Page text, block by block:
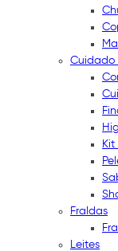
Cuidado
Kit
Fraldas
Leites